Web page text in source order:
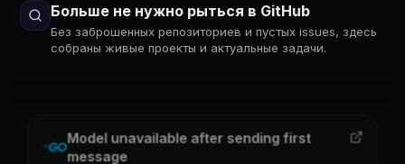
Больше не нужно рыться в GitHub
Без заброшенных репозиториев и пустых issues, здесь
собраны живые проекты и актуальные задачи.
Model unavailable after sending first
message